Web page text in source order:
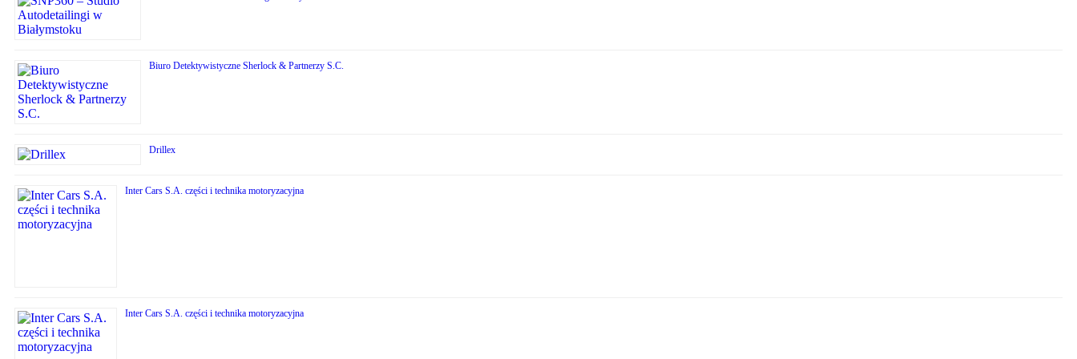
Biuro Detektywistyczne Sherlock & Partnerzy S.C.
Drillex
Inter Cars S.A. części i technika motoryzacyjna
Inter Cars S.A. części i technika motoryzacyjna